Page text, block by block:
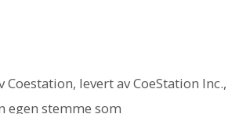
Coestation, levert av CoeStation Inc.,
egen stemme som